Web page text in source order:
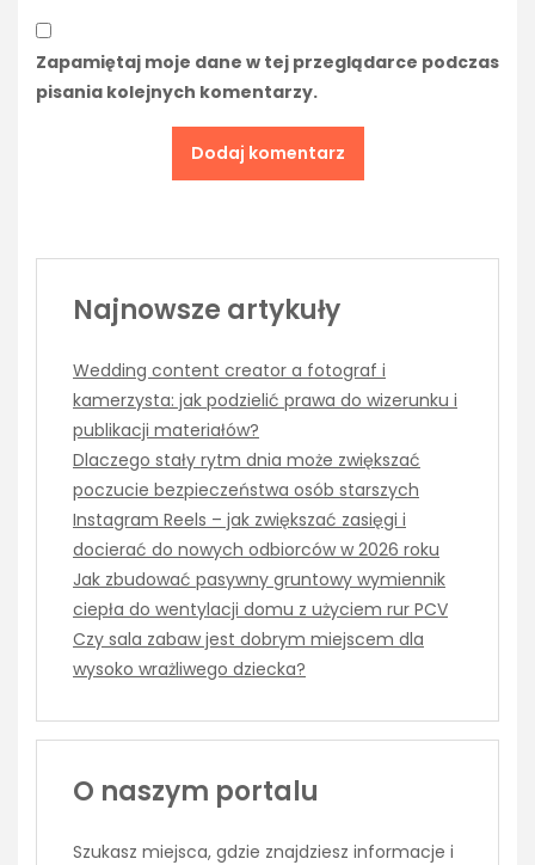
Zapamiętaj moje dane w tej przeglądarce podczas
pisania kolejnych komentarzy.
Najnowsze artykuły
Wedding content creator a fotograf i
kamerzysta: jak podzielić prawa do wizerunku i
publikacji materiałów?
Dlaczego stały rytm dnia może zwiększać
poczucie bezpieczeństwa osób starszych
Instagram Reels – jak zwiększać zasięgi i
docierać do nowych odbiorców w 2026 roku
Jak zbudować pasywny gruntowy wymiennik
ciepła do wentylacji domu z użyciem rur PCV
Czy sala zabaw jest dobrym miejscem dla
wysoko wrażliwego dziecka?
O naszym portalu
Szukasz miejsca, gdzie znajdziesz informacje i